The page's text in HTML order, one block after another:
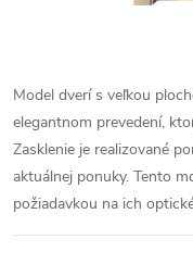
Model dverí s veľkou
elegantnom prevedení,
Zasklenie je realizované
aktuálnej ponuky. Tento
požiadavkou na ich